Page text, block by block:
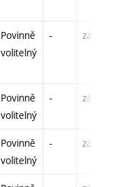
Povinně
volitelný
- zá
Povinně
volitelný
- zá
Povinně
volitelný
- zá